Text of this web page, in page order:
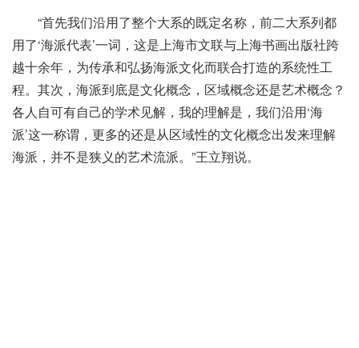
“首先我们沿用了整个大系的既定名称，前二大系列都
用了‘海派代表’一词，这是上海市文联与上海书画出版社跨
越十余年，为传承和弘扬海派文化而联合打造的系统性工
程。其次，海派到底是文化概念，区域概念还是艺术概念？
各人自可有自己的学术见解，我的理解是，我们沿用‘海
派’这一称谓，更多的还是从区域性的文化概念出发来理解
海派，并不是狭义的艺术流派。”王立翔说。